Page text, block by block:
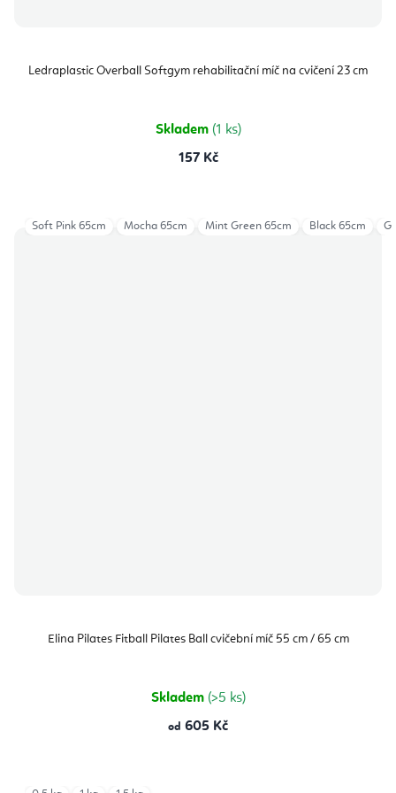
Ledraplastic Overball Softgym rehabilitační míč na cvičení 23 cm
Skladem (1 ks)
157 Kč
Elina Pilates Fitball Pilates Ball cvičební míč 55 cm / 65 cm
Skladem (>5 ks)
od 605 Kč
Soft Pink 65cm Mocha 65cm Mint Green 65cm Black 65cm